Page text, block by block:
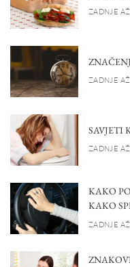
ZADNJE
ZADNJE
SAVJETI
ZADNJE
KAKO
KAKO
ZADNJE